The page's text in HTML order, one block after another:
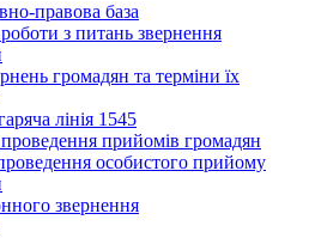
правова база
з питань звернення
громадян та терміни їх
лінія 1545
прийомів громадян
особистого прийому
звернення